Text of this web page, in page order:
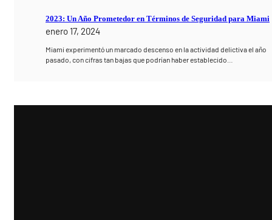
2023: Un Año Prometedor en Términos de Seguridad para Miami
enero 17, 2024
Miami experimentó un marcado descenso en la actividad delictiva el año
pasado, con cifras tan bajas que podrían haber establecido…